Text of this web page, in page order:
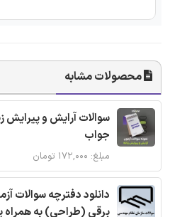
محصولات مشابه
سوالات آرایش و پیرایش
جواب
مبلغ: ۱۷۲,۰۰۰ تومان
دانلود دفترچه سوالات
برقی (طراحی) به همراه